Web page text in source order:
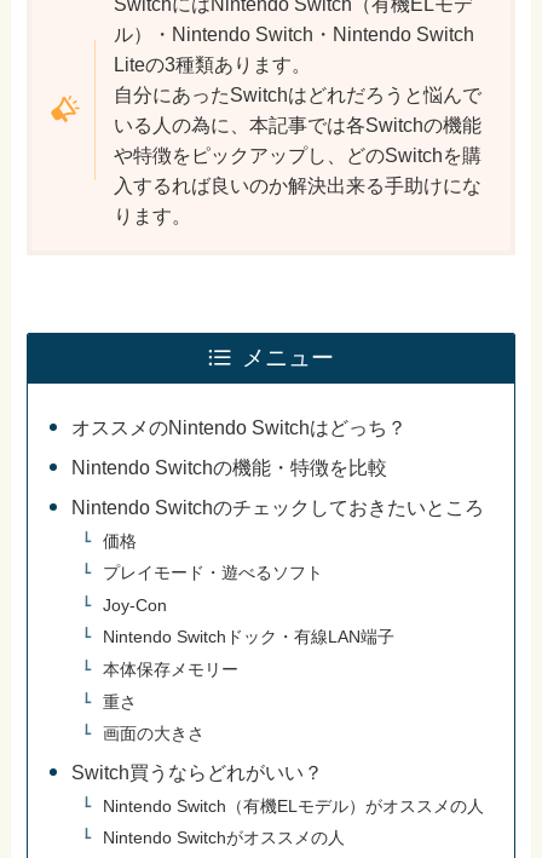
SwitchにはNintendo Switch（有機ELモデ
ル）・Nintendo Switch・Nintendo Switch
Liteの3種類あります。
自分にあったSwitchはどれだろうと悩んで
いる人の為に、本記事では各Switchの機能
や特徴をピックアップし、どのSwitchを購
入するれば良いのか解決出来る手助けにな
ります。
メニュー
オススメのNintendo Switchはどっち？
Nintendo Switchの機能・特徴を比較
Nintendo Switchのチェックしておきたいところ
価格
プレイモード・遊べるソフト
Joy-Con
Nintendo Switchドック・有線LAN端子
本体保存メモリー
重さ
画面の大きさ
Switch買うならどれがいい？
Nintendo Switch（有機ELモデル）がオススメの人
Nintendo Switchがオススメの人